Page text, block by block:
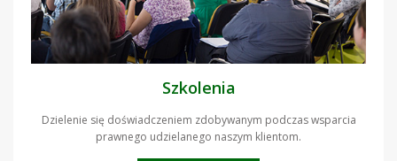
Szkolenia
Dzielenie się doświadczeniem zdobywanym podczas wsparcia
prawnego udzielanego naszym klientom.